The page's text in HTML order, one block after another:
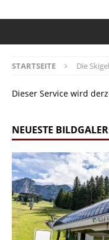
STARTSEITE Die
Dieser Service wird
NEUESTE